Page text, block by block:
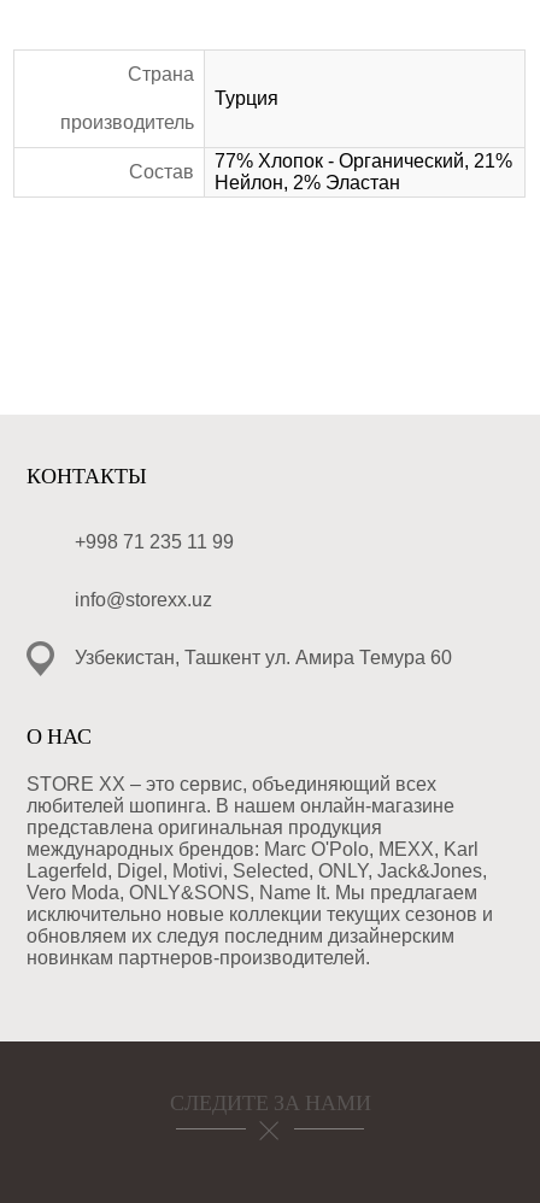
Страна
производитель
Турция
Состав
77% Хлопок - Органический, 21%
Нейлон, 2% Эластан
КОНТАКТЫ
+998 71 235 11 99
info@storexx.uz
Узбекистан, Ташкент ул. Амира Темура 60
О НАС
STORE XX – это сервис, объединяющий всех
любителей шопинга. В нашем онлайн-магазине
представлена оригинальная продукция
международных брендов: Marc O'Polo, MEXX, Karl
Lagerfeld, Digel, Motivi, Selected, ONLY, Jack&Jones,
Vero Moda, ONLY&SONS, Name It. Мы предлагаем
исключительно новые коллекции текущих сезонов и
обновляем их следуя последним дизайнерским
новинкам партнеров-производителей.
СЛЕДИТЕ ЗА НАМИ